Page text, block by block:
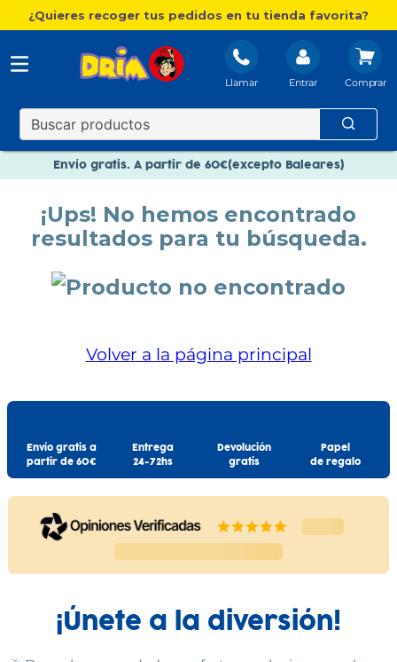
¿Quieres recoger tus pedidos en tu tienda favorita?
Llamar Entrar
Envío gratis. A partir de 60€(excepto Baleares)
Nuevo catálogo Aire Libre
Paga en 3 plazos sin intereses
¡Ups! No hemos encontrado
resultados para tu búsqueda.
Volver a la página principal
Envío gratis a
partir de 60€
Entrega
24-72hs
Devolución
gratis
Papel
de regalo
¡Únete a la diversión!